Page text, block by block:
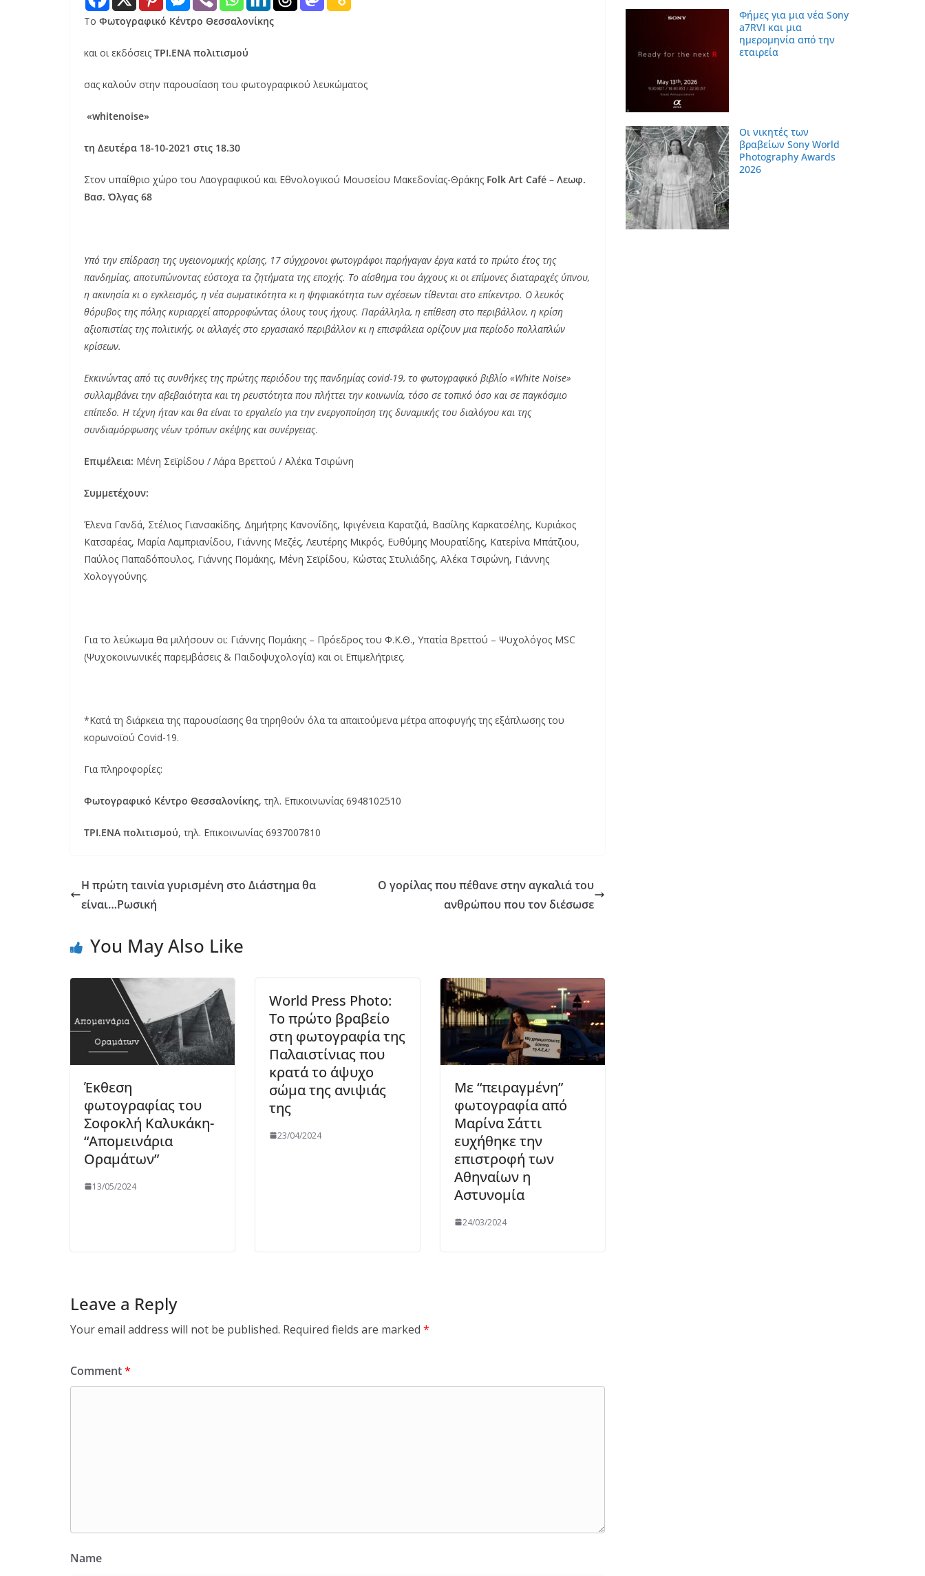
Το Φωτογραφικό Κέντρο Θεσσαλονίκης
και οι εκδόσεις ΤΡΙ.ΕΝΑ πολιτισμού
σας καλούν στην παρουσίαση του φωτογραφικού λευκώματος
«whitenoise»
τη Δευτέρα 18-10-2021 στις 18.30
Στον υπαίθριο χώρο του Λαογραφικού και Εθνολογικού Μουσείου Μακεδονίας-Θράκης Folk Art Café – Λεωφ.
Βασ. Όλγας 68
Υπό την επίδραση της υγειονομικής κρίσης, 17 σύγχρονοι φωτογράφοι παρήγαγαν έργα κατά το πρώτο έτος της
πανδημίας, αποτυπώνοντας εύστοχα τα ζητήματα της εποχής. Το αίσθημα του άγχους κι οι επίμονες διαταραχές ύπνου,
η ακινησία κι ο εγκλεισμός, η νέα σωματικότητα κι η ψηφιακότητα των σχέσεων τίθενται στο επίκεντρο. Ο λευκός
θόρυβος της πόλης κυριαρχεί απορροφώντας όλους τους ήχους. Παράλληλα, η επίθεση στο περιβάλλον, η κρίση
αξιοπιστίας της πολιτικής, οι αλλαγές στο εργασιακό περιβάλλον κι η επισφάλεια ορίζουν μια περίοδο πολλαπλών
κρίσεων.
Εκκινώντας από τις συνθήκες της πρώτης περιόδου της πανδημίαςcovid-19, το φωτογραφικό βιβλίο «White Noise»
συλλαμβάνει την αβεβαιότητα και τη ρευστότητα που πλήττει την κοινωνία, τόσο σε τοπικό όσο και σε παγκόσμιο
επίπεδο. Η τέχνη ήταν και θα είναι το εργαλείο για την ενεργοποίηση της δυναμικής του διαλόγου και της
συνδιαμόρφωσης νέων τρόπων σκέψης και συνέργειας.
Επιμέλεια: Μένη Σεϊρίδου / Λάρα Βρεττού / Αλέκα Τσιρώνη
Συμμετέχουν:
Έλενα Γανδά, Στέλιος Γιανσακίδης, Δημήτρης Κανονίδης, Ιφιγένεια Καρατζιά, Βασίλης Καρκατσέλης, Κυριάκος
Κατσαρέας, Μαρία Λαμπριανίδου, Γιάννης Μεζές, Λευτέρης Μικρός, Ευθύμης Μουρατίδης, Κατερίνα Μπάτζιου,
Παύλος Παπαδόπουλος, Γιάννης Πομάκης, Μένη Σεϊρίδου, Κώστας Στυλιάδης, Αλέκα Τσιρώνη, Γιάννης
Χολογγούνης.
Για το λεύκωμα θα μιλήσουν οι: Γιάννης Πομάκης – Πρόεδρος του Φ.Κ.Θ., Υπατία Βρεττού – Ψυχολόγος MSC
(Ψυχοκοινωνικές παρεμβάσεις & Παιδοψυχολογία) και οι Επιμελήτριες.
*Κατά τη διάρκεια της παρουσίασης θα τηρηθούν όλα τα απαιτούμενα μέτρα αποφυγής της εξάπλωσης του
κορωνοϊού Covid-19.
Για πληροφορίες:
Φωτογραφικό Κέντρο Θεσσαλονίκης, τηλ. Επικοινωνίας 6948102510
ΤΡΙ.ΕΝΑ πολιτισμού, τηλ. Επικοινωνίας 6937007810
Η πρώτη ταινία γυρισμένη στο Διάστημα θα
είναι…Ρωσική
Ο γορίλας που πέθανε στην αγκαλιά του
ανθρώπου που τον διέσωσε
You May Also Like
Έκθεση
φωτογραφίας του
Σοφοκλή Καλυκάκη-
“Απομεινάρια
Οραμάτων”
13/05/2024
World Press Photo:
Το πρώτο βραβείο
στη φωτογραφία της
Παλαιστίνιας που
κρατά το άψυχο
σώμα της ανιψιάς
της
23/04/2024
Με “πειραγμένη”
φωτογραφία από
Μαρίνα Σάττι
ευχήθηκε την
επιστροφή των
Αθηναίων η
Αστυνομία
24/03/2024
Leave a Reply
Your email address will not be published. Required fields are marked *
Comment*
Name
Φήμες για μια νέα Sony
a7RVI και μια
ημερομηνία από την
εταιρεία
Οι νικητές των
βραβείων Sony World
Photography Awards
2026